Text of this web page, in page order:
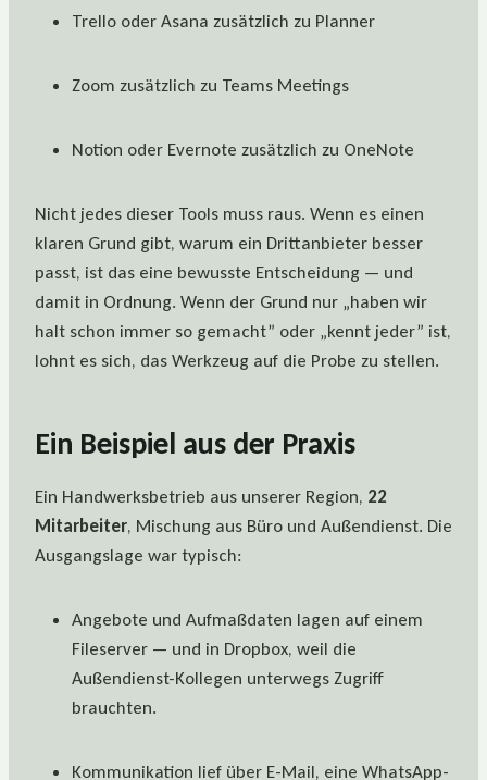
Trello oder Asana zusätzlich zu Planner
Zoom zusätzlich zu Teams Meetings
Notion oder Evernote zusätzlich zu OneNote
Nicht jedes dieser Tools muss raus. Wenn es einen
klaren Grund gibt, warum ein Drittanbieter besser
passt, ist das eine bewusste Entscheidung — und
damit in Ordnung. Wenn der Grund nur „haben wir
halt schon immer so gemacht” oder „kennt jeder” ist,
lohnt es sich, das Werkzeug auf die Probe zu stellen.
Ein Beispiel aus der Praxis
Ein Handwerksbetrieb aus unserer Region, 22
Mitarbeiter, Mischung aus Büro und Außendienst. Die
Ausgangslage war typisch:
Angebote und Aufmaßdaten lagen auf einem
Fileserver — und in Dropbox, weil die
Außendienst-Kollegen unterwegs Zugriff
brauchten.
Kommunikation lief über E-Mail, eine WhatsApp-